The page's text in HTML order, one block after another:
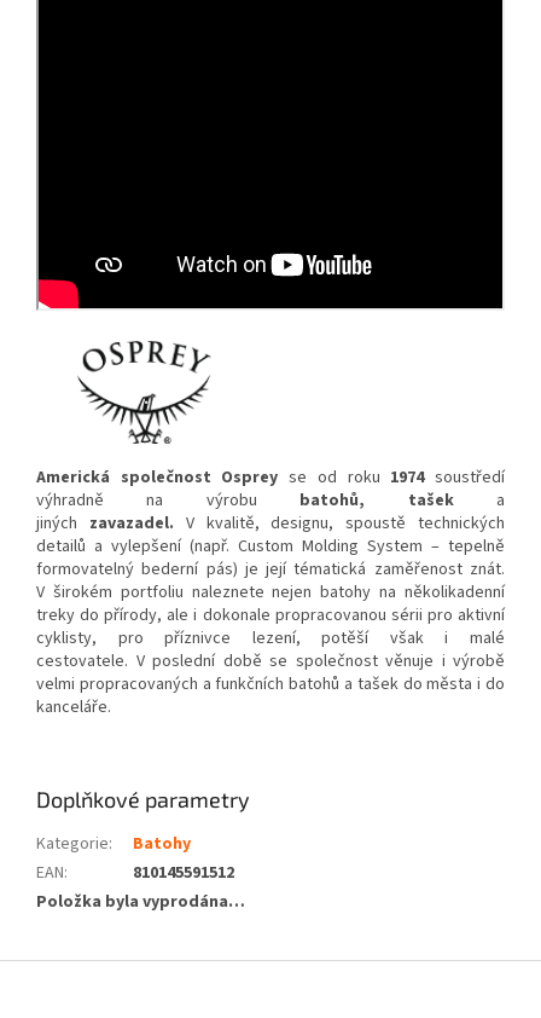
Americká společnost Osprey se od roku 1974soustředí
výhradně na výrobu
batohů, tašek
a
jiných zavazadel. V kvalitě, designu, spoustě technických
detailů a vylepšení (např. Custom Molding System – tepelně
formovatelný bederní pás) je její tématická zaměřenost znát.
V širokém portfoliu naleznete nejen batohy na několikadenní
treky do přírody, ale i dokonale propracovanou sérii pro aktivní
cyklisty, pro příznivce lezení, potěší však i malé
cestovatele. V poslední době se společnost věnuje i výrobě
velmi propracovaných a funkčních batohů a tašek do města i do
kanceláře.
Doplňkové parametry
Kategorie:
Batohy
EAN:
810145591512
Položka byla vyprodána…